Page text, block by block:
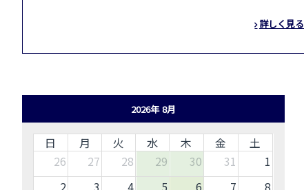
詳しく見る
2026年 8月
日 月 火 水 木 金
土
26
27 28 29 30 31
1
2
3 4 5 6 7
8